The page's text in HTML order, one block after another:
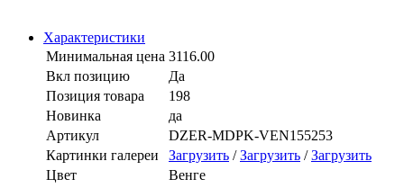
Характеристики
Минимальная цена 3116.00
Вкл позицию
Да
Позиция товара
198
Новинка
да
Артикул
DZER-MDPK-VEN155253
Картинки галереи
Загрузить /Загрузить /Загрузить
Цвет
Венге